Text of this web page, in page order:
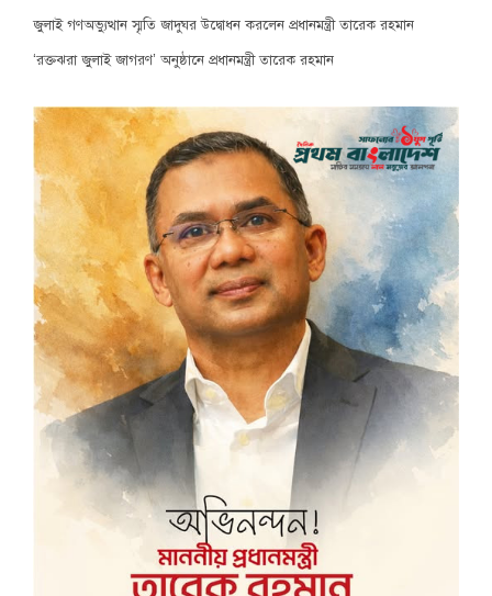
জুলাই গণঅভ্যুত্থান স্মৃতি জাদুঘর উদ্বোধন করলেন প্রধানমন্ত্রী তারেক রহমান
‘রক্তঝরা জুলাই জাগরণ’ অনুষ্ঠানে প্রধানমন্ত্রী তারেক রহমান